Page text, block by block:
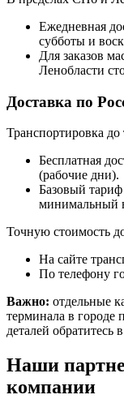
Ежедневная
субботы и
Для заказов
Ленобласти
Доставка по
Транспортировка
Бесплатная
(рабочие дни).
Базовый
минимальный
Точную стоимость
На сайте
По телефону
Важно: отдельные
терминала в городе
деталей обратитесь
Наши
компании